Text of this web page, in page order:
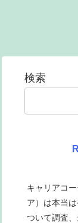
検索
キャリアコ
ア）は本当
ついて調査